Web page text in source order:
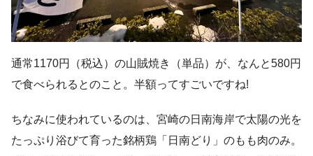
通常1170円（税込）の山賊焼き（単品）が、なんと580円
で食べられるとのこと。半額ってすごいですね!
ちなみに使われているのは、宮崎の日南海岸で太陽の光を
たっぷり浴びて育った銘柄鶏「日南どり」のもも肉のみ。